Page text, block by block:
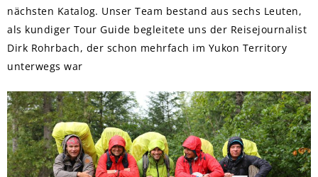
nächsten Katalog. Unser Team bestand aus sechs Leuten,
als kundiger Tour Guide begleitete uns der Reisejournalist
Dirk Rohrbach, der schon mehrfach im Yukon Territory
unterwegs war